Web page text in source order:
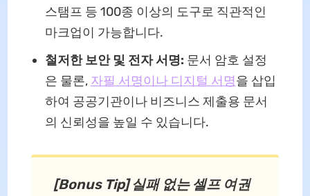
스탬프 등 100종 이상의 도구로 직관적인
마크업이 가능합니다.
철저한 보안 및 전자 서명: 문서 암호 설정
은 물론, 자필 서명이나 디지털 서명을 삽입
하여 공공기관이나 비즈니스 제출용 문서
의 신뢰성을 높일 수 있습니다.
[Bonus Tip] 실패 없는 셀프 여권